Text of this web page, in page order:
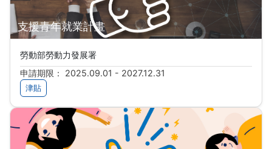
支援青年就業計畫
勞動部勞動力發展署
申請期限： 2025.09.01 - 2027.12.31
津貼